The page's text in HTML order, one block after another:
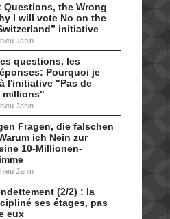
Questions, the Wrong
I will vote No on the
initiative
Janin
questions, les
Pourquoi je
l'initiative "Pas de
millions"
Janin
Fragen, die falschen
ich Nein zur
10-Millionen-
Janin
(2/2) : la
ses étages, pas
eux